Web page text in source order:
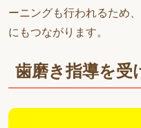
ーニングも行われるため
にもつながります。
歯磨き指導を受